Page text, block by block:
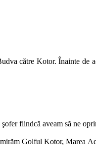
către Kotor. Înainte de
fiindcă aveam să ne
Golful Kotor, Marea